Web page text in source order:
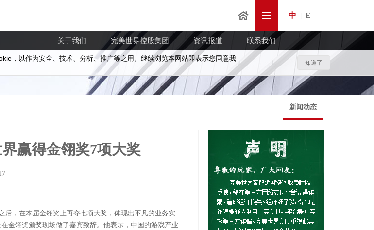
，以作为安全、技术、分析、推广等之用。继续浏览本网站即表示您同意我
知道了
中 E
关于我们 完美世界控股集团 资讯报道 联系我们
新闻动态
赢得金翎奖7项大奖
后，在本届金翎奖上再夺七项大奖，体现出不凡的业务实
金翎奖颁奖现场做了嘉宾致辞。他表示，中国的游戏产业